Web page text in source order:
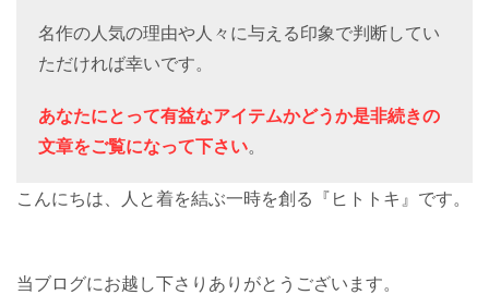
名作の人気の理由や人々に与える印象で判断してい
ただければ幸いです。
あなたにとって有益なアイテムかどうか是非続きの
文章をご覧になって下さい。
こんにちは、人と着を結ぶ一時を創る『ヒトトキ』です。
当ブログにお越し下さりありがとうございます。